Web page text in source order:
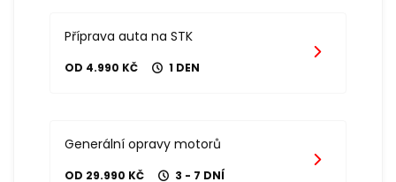
Příprava auta na STK
OD 4.990 KČ 1 DEN
Generální opravy motorů
OD 29.990 KČ 3 - 7 DNÍ